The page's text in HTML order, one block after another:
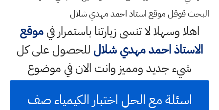
البحث قوقل موقع استاذ احمد مهدي شلال
اهلا وسهلالا تنسى زيارتنا باستمرار فيموقع
الاستاذ احمد مهدي شلال للحصول على كل
شيء جديد ومميز وانت الان في موضوع
اسئلة مع الحل اختبار الكيمياء صف